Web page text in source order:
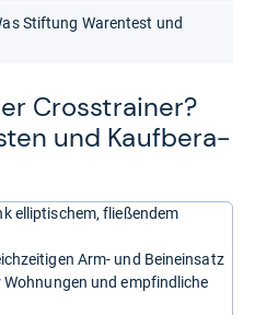
Cross­trai­ner?
und Kauf­be­ra­
elliptischem, fließendem
Arm- und Beineinsatz
und empfindliche
Stiftung Warentest und